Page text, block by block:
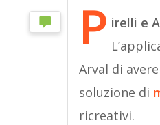
P irelli e
Arval di
soluzione di
ricreativi.